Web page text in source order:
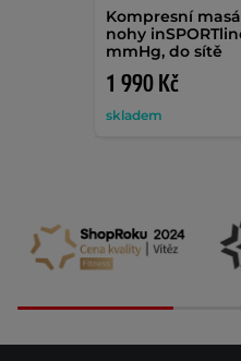
Kompresní
nohy
mmHg, do sítě
1 990 Kč
skladem